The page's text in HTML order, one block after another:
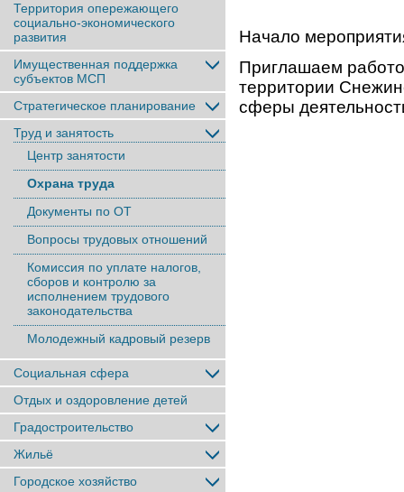
Территория опережающего
социально-экономического
развития
Имущественная поддержка
субъектов МСП
Стратегическое планирование
Труд и занятость
Центр занятости
Охрана труда
Документы по ОТ
Вопросы трудовых отношений
Комиссия по уплате налогов,
сборов и контролю за
исполнением трудового
законодательства
Молодежный кадровый резерв
Социальная сфера
Отдых и оздоровление детей
Градостроительство
Жильё
Городское хозяйство
Начало
Приглашаем
территории
сферы